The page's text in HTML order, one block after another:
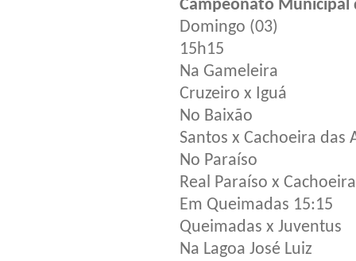
Campeonato Municipal
Domingo (03)
15h15
Na Gameleira
Cruzeiro x Iguá
No Baixão
Santos x Cachoeira das
No Paraíso
Real Paraíso x
Em Queimadas 15:15
Queimadas x Juventus
Na Lagoa José Luiz